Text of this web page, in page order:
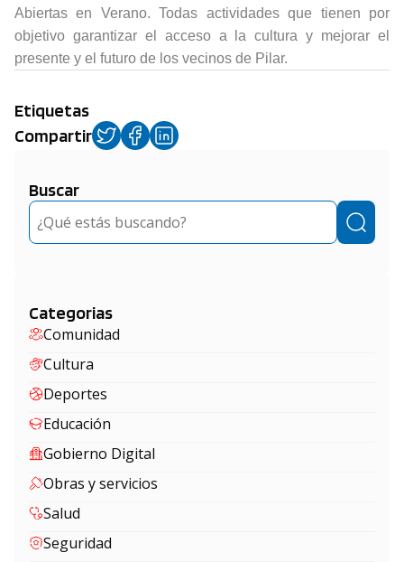
Abiertas en Verano. Todas actividades que tienen por
objetivo garantizar el acceso a la cultura y mejorar el
presente y el futuro de los vecinos de Pilar.
Etiquetas
Compartir
Buscar
Buscar
Categorias
Comunidad
Cultura
Deportes
Educación
Gobierno Digital
Obras y servicios
Salud
Seguridad